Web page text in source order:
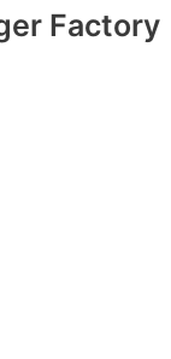
Factory